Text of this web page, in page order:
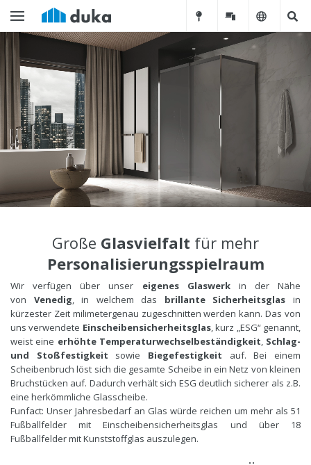
Große Glasvielfalt für mehr
Personalisierungsspielraum
Wir verfügen über unser eigenes Glaswerkin der Nähe
von Venedig, in welchem das brillante Sicherheitsglas in
kürzester Zeit milimetergenau zugeschnitten werden kann. Das von
uns verwendete Einscheibensicherheitsglas, kurz „ESG“ genannt,
weist eine erhöhte Temperaturwechselbeständigkeit, Schlag-
und Stoßfestigkeit sowie Biegefestigkeit auf. Bei einem
Scheibenbruch löst sich die gesamte Scheibe in ein Netz von kleinen
Bruchstücken auf. Dadurch verhält sich ESG deutlich sicherer als z.B.
eine herkömmliche Glasscheibe.
Funfact: Unser Jahresbedarf an Glas würde reichen um mehr als 51
Fußballfelder mit Einscheibensicherheitsglas und über 18
Fußballfelder mit Kunststoffglas auszulegen.